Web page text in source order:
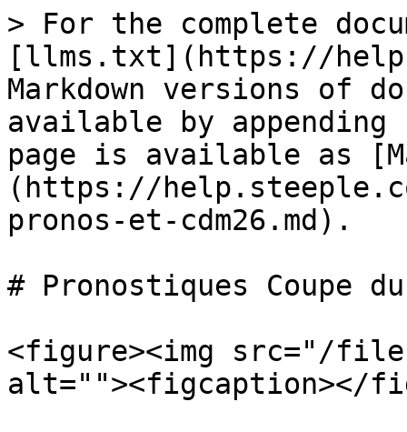
> For the complete
[llms.txt](https://
Markdown versions of
available by
page is available as
(https://
pronos-et-cdm26.md).
# Pronostiques Coupe du
<figure><img src="/
alt=""><figcaption></